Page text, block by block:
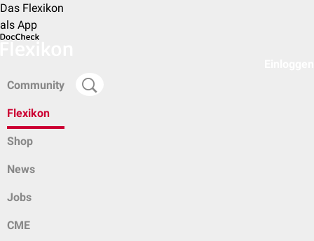
Das Flexikon
als App
Community
Flexikon
Shop
News
Jobs
CME